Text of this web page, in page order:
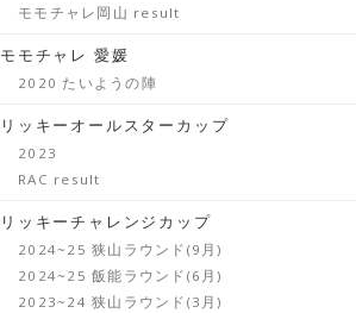
モモチャレ岡山 result
モモチャレ 愛媛
2020 たいようの陣
リッキーオールスターカップ
2023
RAC result
リッキーチャレンジカップ
2024~25 狭山ラウンド(9月)
2024~25 飯能ラウンド(6月)
2023~24 狭山ラウンド(3月)